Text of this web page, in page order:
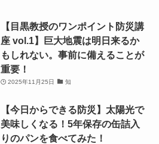
【目黒教授のワンポイント防災講
座 vol.1】巨大地震は明日来るか
もしれない。事前に備えることが
重要！
2025年11月25日 知
【今日からできる防災】太陽光で
美味しくなる！5年保存の缶詰入
りのパンを食べてみた！